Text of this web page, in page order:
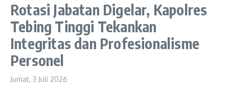
Rotasi Jabatan Digelar, Kapolres
Tebing Tinggi Tekankan
Integritas dan Profesionalisme
Personel
Jumat, 3 Juli 2026